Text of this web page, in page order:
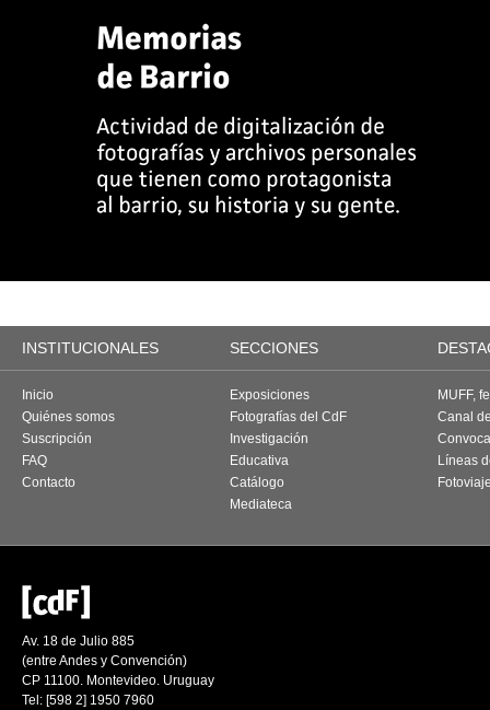
INSTITUCIONALES SECCIONES
Inicio
Quiénes somos
Suscripción
FAQ
Contacto
Exposiciones
Fotografías del CdF
Investigación
Educativa
Catálogo
Mediateca
MUFF,
Canal
Líneas
Av. 18 de Julio 885
(entre Andes y Convención)
CP 11100. Montevideo. Uruguay
Tel: [598 2] 1950 7960